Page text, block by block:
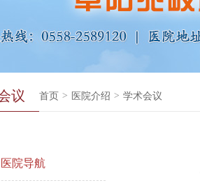
议 首页 > 医院介绍 > 学术会议
医院导航